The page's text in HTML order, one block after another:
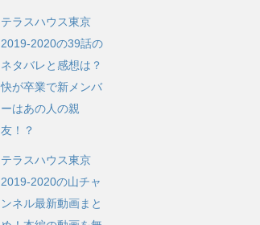
テラスハウス東京
2019-2020の39話の
ネタバレと感想は？
快が卒業で新メンバ
ーはあの人の親
友！？
テラスハウス東京
2019-2020の山チャ
ンネル最新動画まと